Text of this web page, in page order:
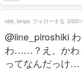
@iine_piroshiki
わ……？え、かわ
ってなんだっけ…
obb_tenpa フォローする